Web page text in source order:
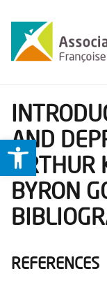
Ouvrir la barre d’outils
AND
ARTHUR
BYRON
REFERENCES